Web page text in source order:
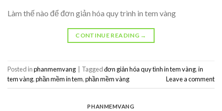
Làm thế nào để đơn giản hóa quy trình in tem vàng
CONTINUE READING →
Posted inphanmemvang Taggedđơn giản hóa quy tình in tem vàng,in
tem vàng,phần mềm in tem,phần mềm vàng Leave a comment
PHANMEMVANG